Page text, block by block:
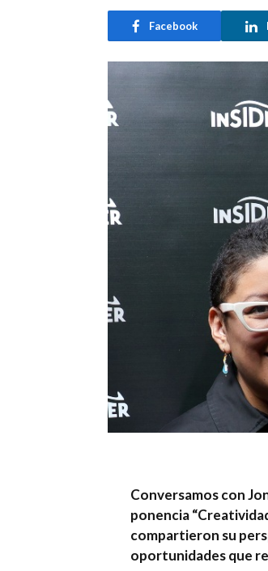
Facebook
Conversamos con
ponencia
compartieron su
oportunidades que